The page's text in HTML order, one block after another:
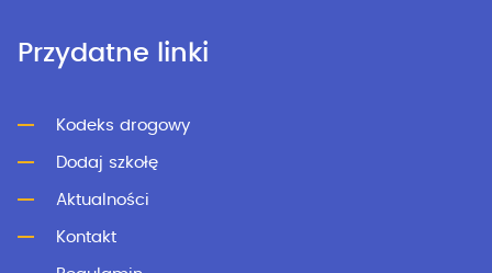
Przydatne linki
Kodeks drogowy
Dodaj szkołę
Aktualności
Kontakt